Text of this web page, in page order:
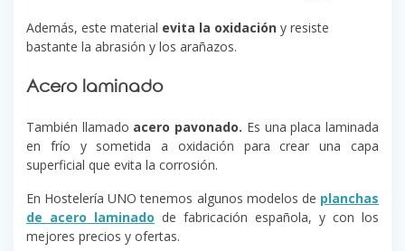
Además, este material evita la oxidación y resiste
bastante la abrasión y los arañazos.
Acero laminado
También llamado acero pavonado. Es una placa laminada
en frío y sometida a oxidación para crear una capa
superficial que evita la corrosión.
En Hostelería UNO tenemos algunos modelos de planchas
de acero laminado de fabricación española, y con los
mejores precios y ofertas.